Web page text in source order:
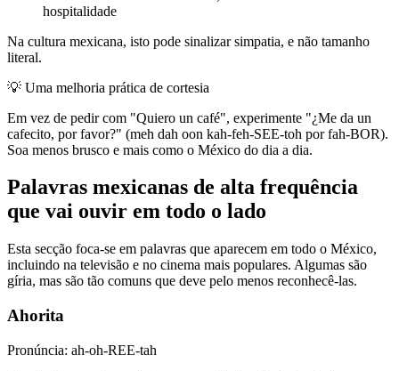
hospitalidade
Na cultura mexicana, isto pode sinalizar simpatia, e não tamanho
literal.
💡 Uma melhoria prática de cortesia
Em vez de pedir com "Quiero un café", experimente "¿Me da un
cafecito, por favor?" (meh dah oon kah-feh-SEE-toh por fah-BOR).
Soa menos brusco e mais como o México do dia a dia.
Palavras mexicanas de alta frequência
que vai ouvir em todo o lado
Esta secção foca-se em palavras que aparecem em todo o México,
incluindo na televisão e no cinema mais populares. Algumas são
gíria, mas são tão comuns que deve pelo menos reconhecê-las.
Ahorita
Pronúncia: ah-oh-REE-tah